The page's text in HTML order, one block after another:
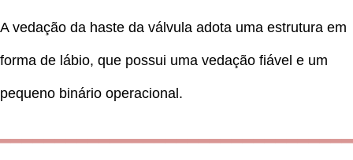
A vedação da haste da válvula adota uma estrutura em
forma de lábio, que possui uma vedação fiável e um
pequeno binário operacional.